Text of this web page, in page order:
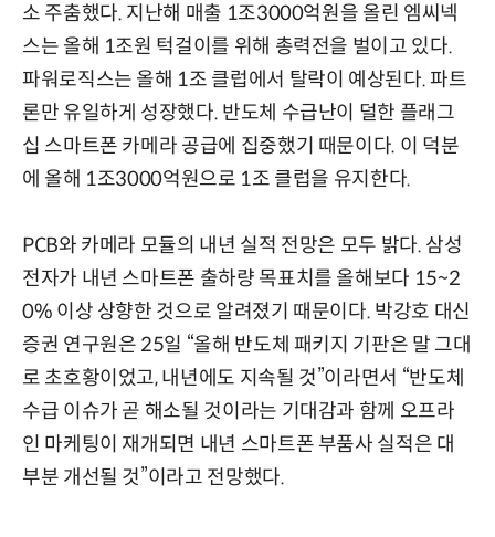
소 주춤했다. 지난해 매출 1조3000억원을 올린 엠씨넥
스는 올해 1조원 턱걸이를 위해 총력전을 벌이고 있다.
파워로직스는 올해 1조 클럽에서 탈락이 예상된다. 파트
론만 유일하게 성장했다. 반도체 수급난이 덜한 플래그
십 스마트폰 카메라 공급에 집중했기 때문이다. 이 덕분
에 올해 1조3000억원으로 1조 클럽을 유지한다.
PCB와 카메라 모듈의 내년 실적 전망은 모두 밝다. 삼성
전자가 내년 스마트폰 출하량 목표치를 올해보다 15~2
0% 이상 상향한 것으로 알려졌기 때문이다. 박강호 대신
증권 연구원은 25일 “올해 반도체 패키지 기판은 말 그대
로 초호황이었고, 내년에도 지속될 것”이라면서 “반도체
수급 이슈가 곧 해소될 것이라는 기대감과 함께 오프라
인 마케팅이 재개되면 내년 스마트폰 부품사 실적은 대
부분 개선될 것”이라고 전망했다.